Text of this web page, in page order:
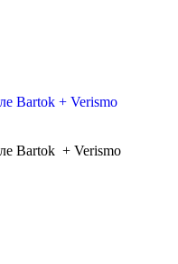
Bartok + Verismo
Bartok + Verismo